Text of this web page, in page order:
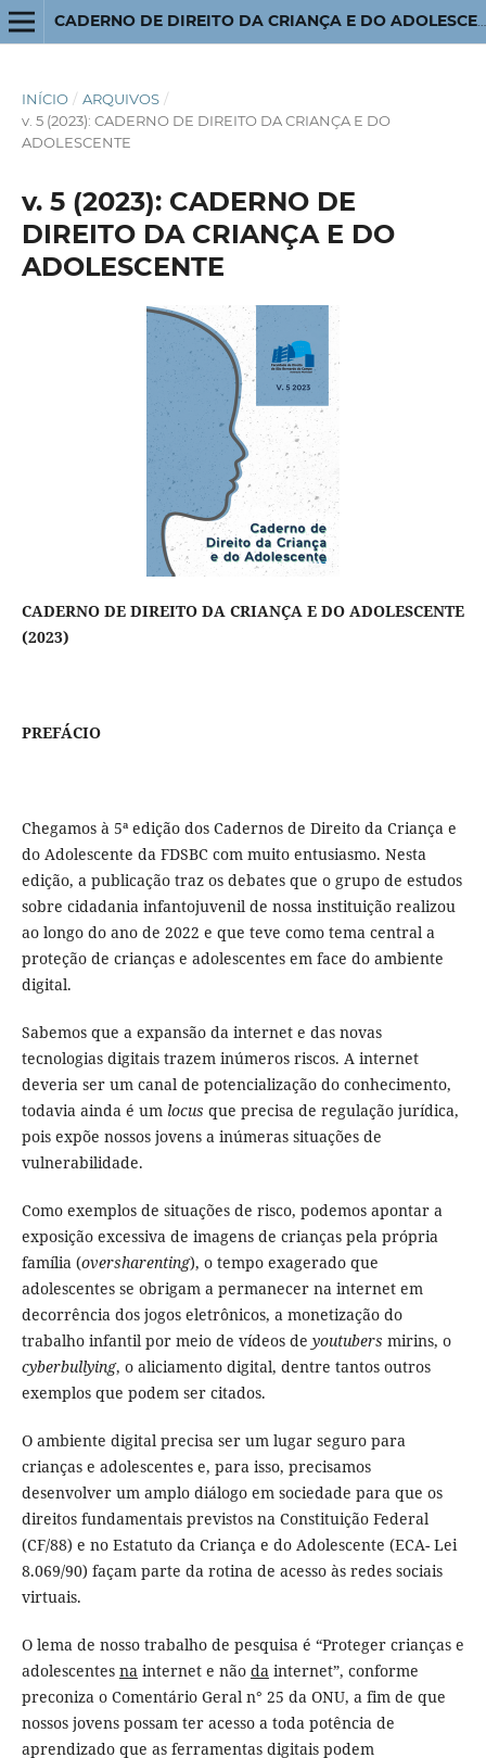
CADERNO DE DIREITO DA CRIANÇA E DO ADOLESCENTE
INÍCIO / ARQUIVOS /
v. 5 (2023): CADERNO DE DIREITO DA CRIANÇA E DO
ADOLESCENTE
v. 5 (2023): CADERNO DE
DIREITO DA CRIANÇA E DO
ADOLESCENTE
CADERNO DE DIREITO DA CRIANÇA E DO ADOLESCENTE
(2023)
PREFÁCIO
Chegamos à 5ª edição dos Cadernos de Direito da Criança e
do Adolescente da FDSBC com muito entusiasmo. Nesta
edição, a publicação traz os debates que o grupo de estudos
sobre cidadania infantojuvenil de nossa instituição realizou
ao longo do ano de 2022 e que teve como tema central a
proteção de crianças e adolescentes em face do ambiente
digital.
Sabemos que a expansão da internet e das novas
tecnologias digitais trazem inúmeros riscos. A internet
deveria ser um canal de potencialização do conhecimento,
todavia ainda é um locus que precisa de regulação jurídica,
pois expõe nossos jovens a inúmeras situações de
vulnerabilidade.
Como exemplos de situações de risco, podemos apontar a
exposição excessiva de imagens de crianças pela própria
família (oversharenting), o tempo exagerado que
adolescentes se obrigam a permanecer na internet em
decorrência dos jogos eletrônicos, a monetização do
trabalho infantil por meio de vídeos de youtubers mirins, o
cyberbullying, o aliciamento digital, dentre tantos outros
exemplos que podem ser citados.
O ambiente digital precisa ser um lugar seguro para
crianças e adolescentes e, para isso, precisamos
desenvolver um amplo diálogo em sociedade para que os
direitos fundamentais previstos na Constituição Federal
(CF/88) e no Estatuto da Criança e do Adolescente (ECA- Lei
8.069/90) façam parte da rotina de acesso às redes sociais
virtuais.
O lema de nosso trabalho de pesquisa é “Proteger crianças e
adolescentes nainternet e não dainternet”, conforme
preconiza o Comentário Geral n° 25 da ONU, a fim de que
nossos jovens possam ter acesso a toda potência de
aprendizado que as ferramentas digitais podem